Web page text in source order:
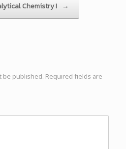
Chemistry I →
be published. Required fields are